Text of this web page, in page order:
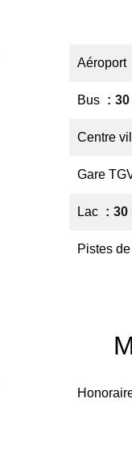
Aéroport
Bus
Centre
Gare
Lac 30
Pistes